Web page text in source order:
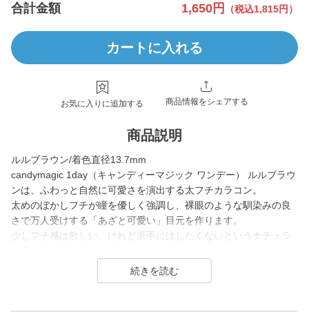
合計金額 1,650円 （税込1,815円）
カートに入れる
お気に入りに追加する 商品情報をシェアする
商品説明
ルルブラウン/着色直径13.7mm
candymagic 1day（キャンディーマジック ワンデー） ルルブラウ
ンは、ふわっと自然に可愛さを演出する太フチカラコン。
太めのぼかしフチが瞳を優しく強調し、裸眼のような馴染みの良
さで万人受けする「あざと可愛い」目元を作ります。
少しフチ感は欲しい、けれど派手にはしたくないというナチュラ
学校やお仕事からデートまで、日常のどんな場面でも使いやす
く、ふわっとした優しい発色が瞳に奥行きをもたらします。
candy magic 1day（キャンディーマジック ワンデー）は2007年